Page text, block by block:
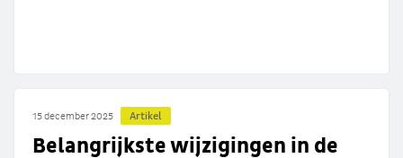
15 december 2025 Artikel
Belangrijkste wijzigingen in de